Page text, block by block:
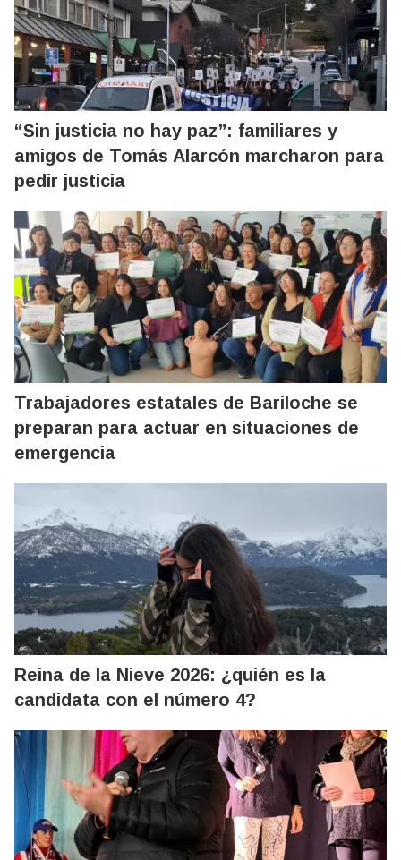
“Sin justicia no hay paz”: familiares y
amigos de Tomás Alarcón marcharon para
pedir justicia
Trabajadores estatales de Bariloche se
preparan para actuar en situaciones de
emergencia
Reina de la Nieve 2026: ¿quién es la
candidata con el número 4?